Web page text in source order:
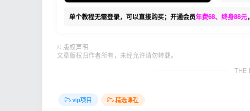
单个教程无需登录，可以直接购买；开通会员年费68、终身88元
© 版权声明
文章版权归作者所有，未经允许请勿转载。
THE
vip项目 精选课程